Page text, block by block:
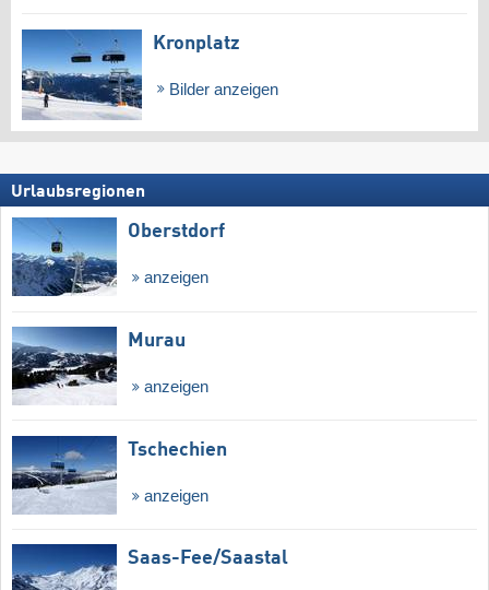
Kronplatz
Bilder anzeigen
Urlaubsregionen
Oberstdorf
anzeigen
Murau
anzeigen
Tschechien
anzeigen
Saas-Fee/​Saastal